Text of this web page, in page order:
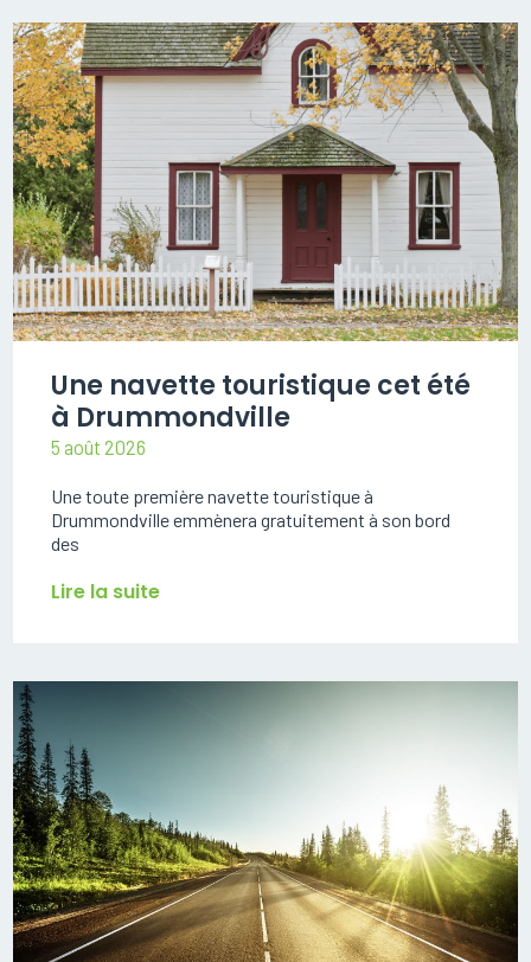
Une navette touristique cet été
à Drummondville
5 août 2026
Une toute première navette touristique à
Drummondville emmènera gratuitement à son bord
des
Lire la suite